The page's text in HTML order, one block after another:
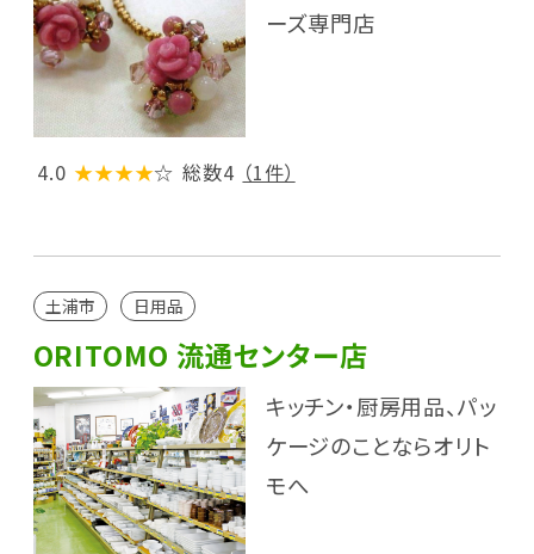
ーズ専門店
4.0 ★★★★☆ 総数4 （1件）
土浦市 日用品
ORITOMO 流通センター店
キッチン・厨房用品、パッ
ケージのことならオリト
モへ